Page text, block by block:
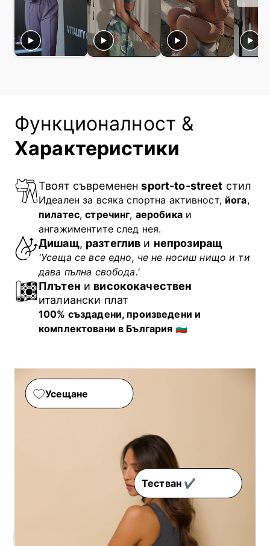
Функционалност &
Характеристики
Твоят съвремененsport-to-street стил
Идеален за всяка спортна активност, йога,
пилатес,стречинг, аеробикаи
ангажиментите след нея.
Дишащ, разтеглив и непрозиращ
'Усеща се все едно, че не носиш нищо и ти
дава пълна свобода.'
Плътен и висококачествен
италиански плат
100% създадени, произведени и
комплектовани в България 🇧🇬
Усещане
Тестван ✔